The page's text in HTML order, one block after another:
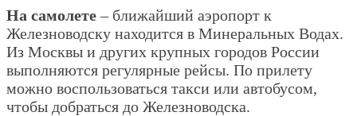
На самолете– ближайший аэропорт к
Железноводску находится в Минеральных Водах.
Из Москвы и других крупных городов России
выполняются регулярные рейсы. По прилету
можно воспользоваться такси или автобусом,
чтобы добраться до Железноводска.